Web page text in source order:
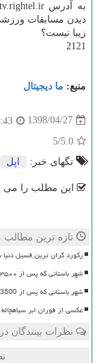
دیدن مسابقات
زیبا نیست؟
2121
منبع: ما دیجیتال
1398/04/27
5.0
/5
تگهای خبر:
اپل
این مطلب را می
تازه ترین مطالب
رکورد گران ترین فسیل دنیا برای این
شهر باستانی که پس از ۳۵۰۰ سال از زیر خاک بیرون آمد
شهر باستانی که پس از 3500 سال از زیر خاک بیرون آمد
عکسی از فوران ابر سیاهچاله
نظرات بینندگان